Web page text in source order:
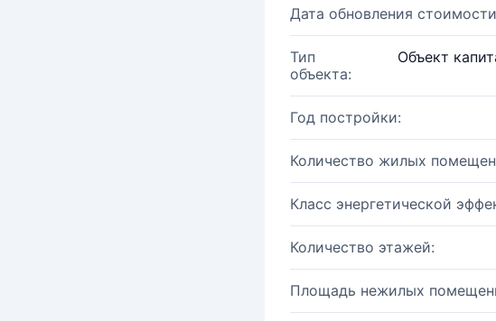
Дата обновления
Тип
объекта:
Объект
Год постройки:
Количество жилых
Класс энергетической
Количество этажей:
Площадь нежилых